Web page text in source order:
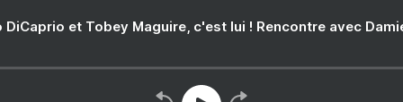
DiCaprio et Tobey Maguire, c'est lui ! Rencontre avec